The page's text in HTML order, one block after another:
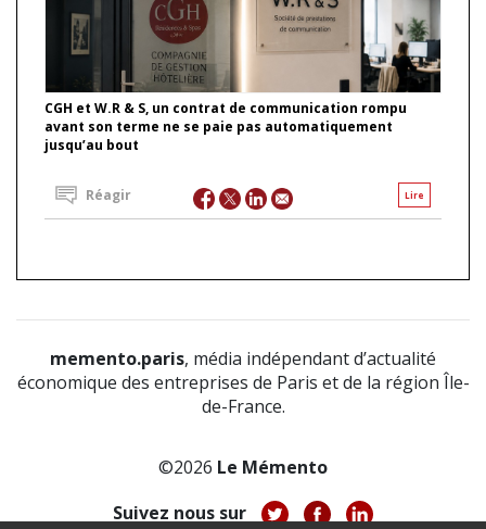
CGH et W.R & S, un contrat de communication rompu
avant son terme ne se paie pas automatiquement
jusqu’au bout
Lire
Réagir
memento.paris, média indépendant d’actualité
économique des entreprises de Paris et de la région Île-
de-France.
©2026 Le Mémento
Suivez nous sur